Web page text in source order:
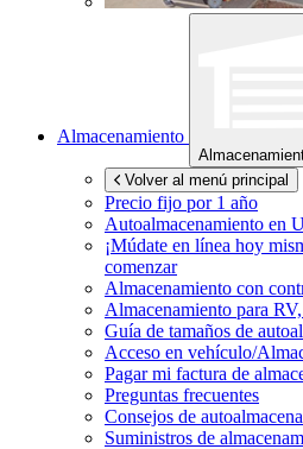
Almacenamiento
Volver al menú principal
Precio fijo por 1 año
Autoalmacenamiento en
¡Múdate en línea hoy
comenzar
Almacenamiento con
Almacenamiento para
Guía de tamaños de
Acceso en vehículo/
Pagar mi factura de
Preguntas frecuentes
Consejos de
Suministros de